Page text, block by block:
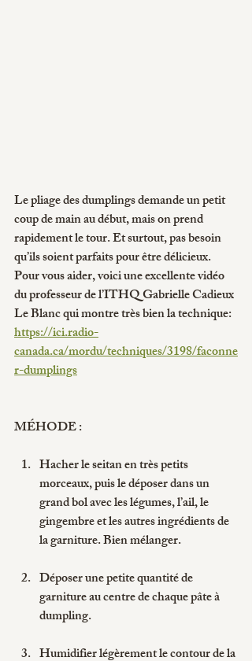
Le pliage des dumplings demande un petit
coup de main au début, mais on prend
rapidement le tour. Et surtout, pas besoin
qu’ils soient parfaits pour être délicieux.
Pour vous aider, voici une excellente vidéo
du professeur de l’ITHQ Gabrielle Cadieux
Le Blanc qui montre très bien la technique:
https://ici.radio-
canada.ca/mordu/techniques/3198/faconne
r-dumplings
MÉHODE :
Hacher le seitan en très petits
morceaux, puis le déposer dans un
grand bol avec les légumes, l’ail, le
gingembre et les autres ingrédients de
la garniture. Bien mélanger.
Déposer une petite quantité de
garniture au centre de chaque pâte à
dumpling.
Humidifier légèrement le contour de la